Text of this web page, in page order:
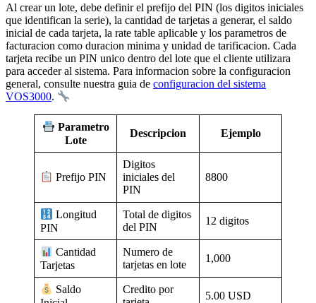
Al crear un lote, debe definir el prefijo del PIN (los digitos iniciales
que identifican la serie), la cantidad de tarjetas a generar, el saldo
inicial de cada tarjeta, la rate table aplicable y los parametros de
facturacion como duracion minima y unidad de tarificacion. Cada
tarjeta recibe un PIN unico dentro del lote que el cliente utilizara
para acceder al sistema. Para informacion sobre la configuracion
general, consulte nuestra guia de configuracion del sistema
VOS3000.
Parametro
Lote
Descripcion Ejemplo
Prefijo PIN
Digitos
iniciales del
PIN
8800
Longitud
PIN
Total de digitos
del PIN
12 digitos
Cantidad
Tarjetas
Numero de
tarjetas en lote
1,000
Saldo
Credito por
5.00 USD